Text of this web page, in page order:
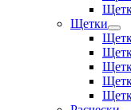
Щетки